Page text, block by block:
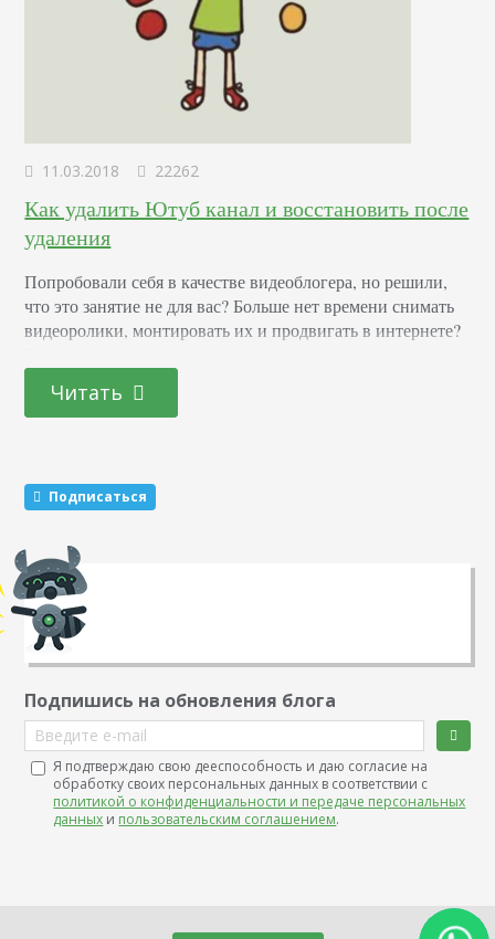
11.03.2018 22262
Как удалить Ютуб канал и восстановить после
удаления
Попробовали себя в качестве видеоблогера, но решили,
что это занятие не для вас? Больше нет времени снимать
видеоролики, монтировать их и продвигать в интернете?
разберем подробную инструкцию, а также рассмотрим
Читать
Подписаться
Подпишись на обновления блога
Введите e-mail
Я подтверждаю свою дееспособность и даю согласие на
обработку своих персональных данных в соответствии с
политикой о конфиденциальности и передаче персональных
данных и пользовательским соглашением.